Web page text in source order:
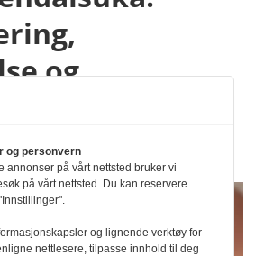
og
og personvern
annonser på vårt nettsted bruker vi
på vårt nettsted. Du kan reservere
og lignende verktøy for
nettlesere, tilpasse innhold til deg